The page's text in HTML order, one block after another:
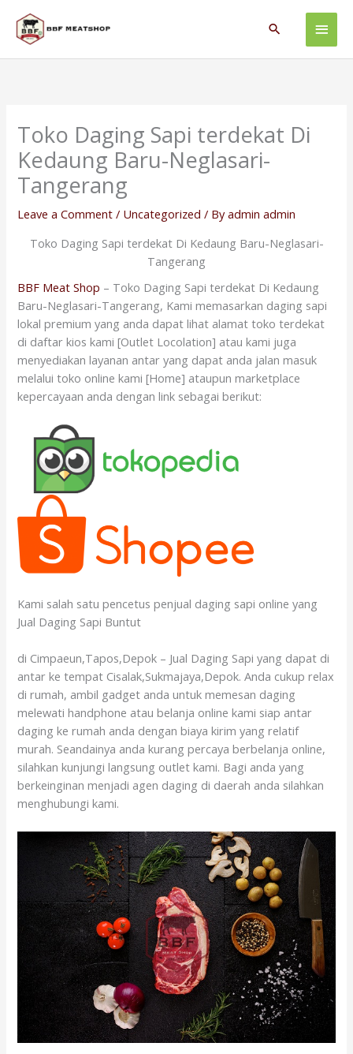
content
Main
Search
Toko Daging Sapi terdekat Di
Kedaung Baru-Neglasari-
Tangerang
Leave a Comment / Uncategorized / Byadmin admin
Toko Daging Sapi terdekat Di Kedaung Baru-Neglasari-
Tangerang
BBF Meat Shop – Toko Daging Sapi terdekat Di Kedaung
Baru-Neglasari-Tangerang, Kami memasarkan daging sapi
lokal premium yang anda dapat lihat alamat toko terdekat
di daftar kios kami [Outlet Locolation] atau kami juga
menyediakan layanan antar yang dapat anda jalan masuk
melalui toko online kami [Home] ataupun marketplace
kepercayaan anda dengan link sebagai berikut:
Kami salah satu pencetus penjual daging sapi online yang
Jual Daging Sapi Buntut
di Cimpaeun,Tapos,Depok – Jual Daging Sapi yang dapat di
antar ke tempat Cisalak,Sukmajaya,Depok. Anda cukup relax
di rumah, ambil gadget anda untuk memesan daging
melewati handphone atau belanja online kami siap antar
daging ke rumah anda dengan biaya kirim yang relatif
murah. Seandainya anda kurang percaya berbelanja online,
silahkan kunjungi langsung outlet kami. Bagi anda yang
berkeinginan menjadi agen daging di daerah anda silahkan
menghubungi kami.